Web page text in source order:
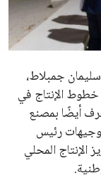
سليمان جمبلاط،
خطوط الإنتاج في
أيضًا بمصنع
توجيهات رئيس
الإنتاج المحلي